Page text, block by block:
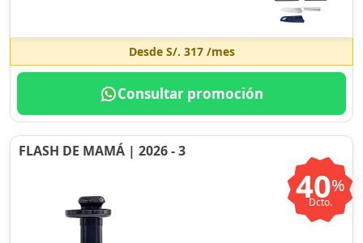
Desde S/. 317/mes
Consultar promoción
FLASH DE MAMÁ | 2026 - 3
40%
Dcto.